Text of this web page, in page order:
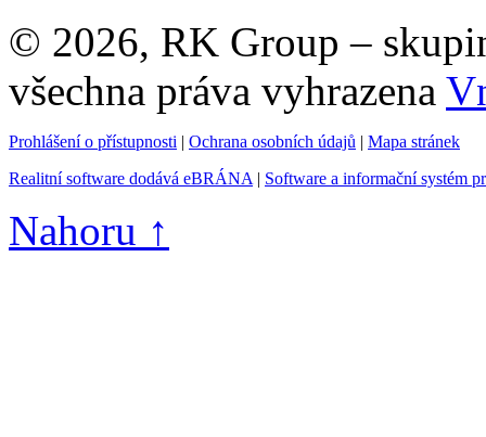
© 2026, RK Group –
všechna práva vyhrazena
Prohlášení o přístupnosti | Ochrana osobních údajů | Mapa stránek
Realitní software dodává eBRÁNA | Software a informační systém
Nahoru ↑